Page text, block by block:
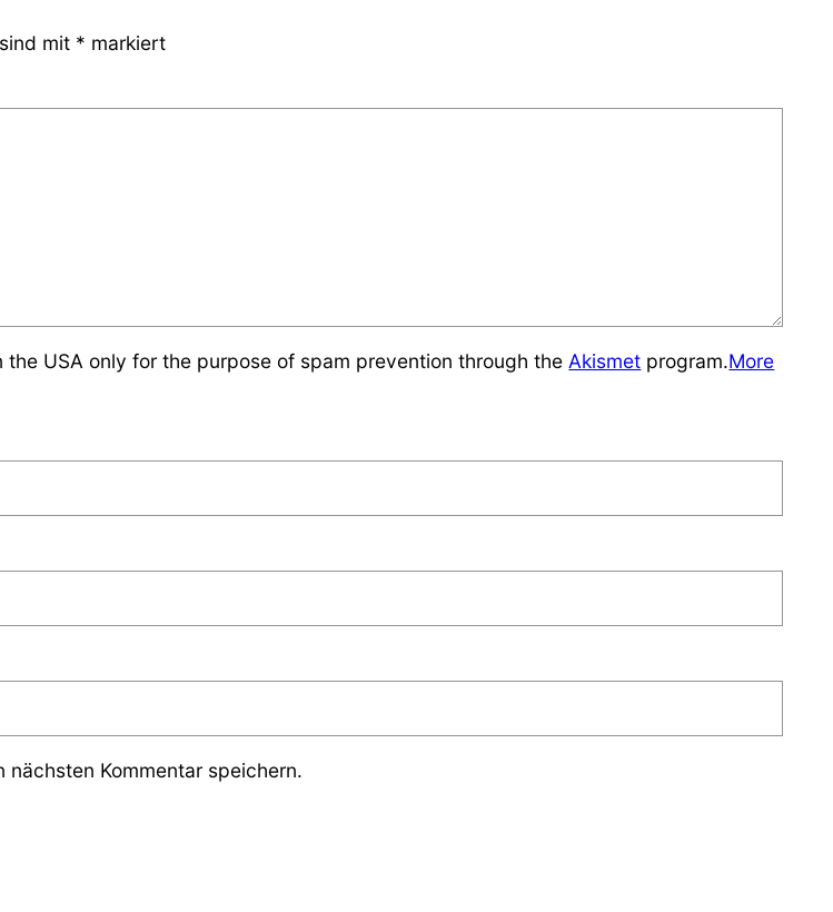
mit * markiert
USA only for the purpose of spam prevention through theAkismet program.More
Kommentar speichern.